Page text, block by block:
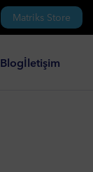
Matriks Store
Blogİletişim